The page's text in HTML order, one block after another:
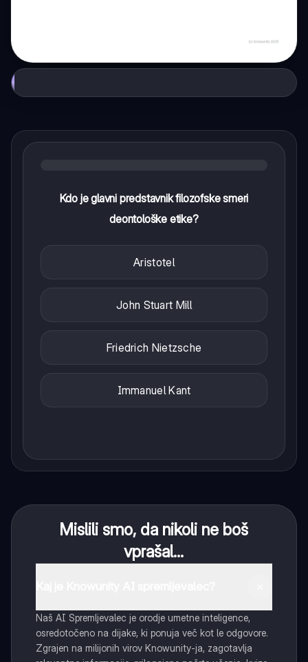
Kdo je glavni predstavnik filozofske smeri
deontološke etike?
Aristotel
John Stuart Mill
Friedrich Nietzsche
Immanuel Kant
Mislili smo, da nikoli ne boš
vprašal...
Naš AI Spremljevalec je orodje umetne inteligence,
osredotočeno na dijake, ki ponuja več kot le odgovore.
Zgrajen na milijonih virov Knowunity-ja, zagotavlja